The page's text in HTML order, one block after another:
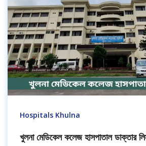
Hospitals Khulna
খুলনা মেডিকেল কলেজ হাসপাতাল ডাক্তার